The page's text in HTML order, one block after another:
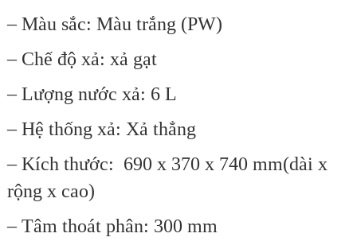
– Màu sắc: Màu trắng (PW)
– Chế độ xả: xả gạt
– Lượng nước xả: 6 L
– Hệ thống xả: Xả thẳng
– Kích thước: 690 x 370 x 740 mm(dài x
rộng x cao)
– Tâm thoát phân: 300 mm